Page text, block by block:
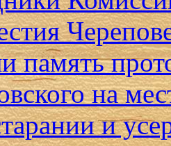
память
на
и